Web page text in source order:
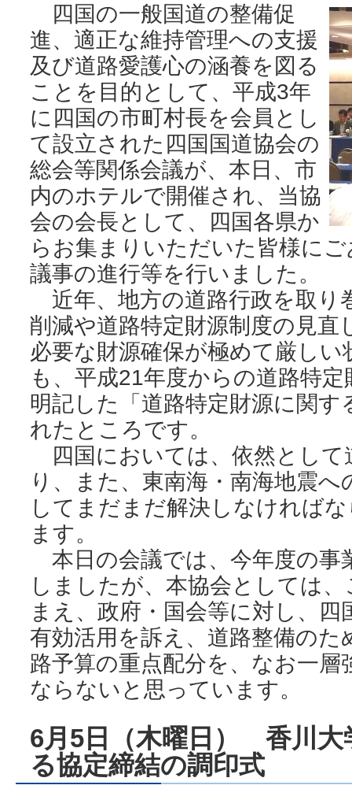
四国の一般国道の整備促
進、適正な維持管理への支援
及び道路愛護心の涵養を図る
ことを目的として、平成3年
に四国の市町村長を会員とし
て設立された四国国道協会の
総会等関係会議が、本日、市
内のホテルで開催され、当協
会の会長として、四国各県か
らお集まりいただいた皆様に
議事の進行等を行いました。
近年、地方の道路行政を取り
削減や道路特定財源制度の見
必要な財源確保が極めて厳し
も、平成21年度からの道路特
明記した「道路特定財源に関
れたところです。
四国においては、依然として
り、また、東南海・南海地震
してまだまだ解決しなければ
ます。
本日の会議では、今年度の事
しましたが、本協会としては
まえ、政府・国会等に対し、
有効活用を訴え、道路整備の
路予算の重点配分を、なお一
ならないと思っています。
6月5日（木曜日） 香川大
る協定締結の調印式